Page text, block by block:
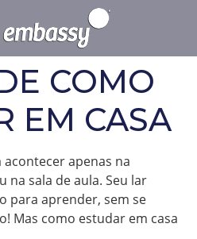
COMO
EM CASA
apenas na
na sala de aula. Seu lar
para aprender, sem se
Mas como estudar em casa